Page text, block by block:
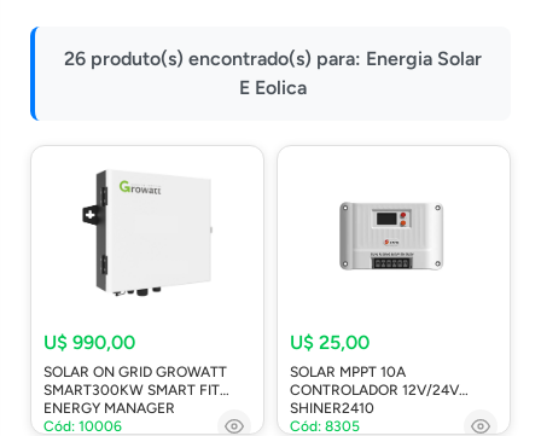
Onu Epon
Ont-Xpon
Ferramentas-Tools
26 produto(s) encontrado(s) para: Energia Solar
E Eolica
U$ 990,00
SOLAR ON GRID GROWATT
SMART300KW SMART FIT
ENERGY MANAGER
Cód: 10006
U$ 25,00
SOLAR MPPT 10A
CONTROLADOR 12V/24V
SHINER2410
Cód: 8305